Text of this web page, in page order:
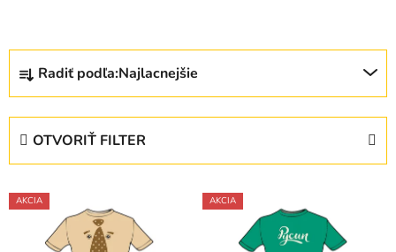
R
d
e
Radiť podľa:Najlacnejšie
OTVORIŤ FILTER
V
ý
AKCIA AKCIA